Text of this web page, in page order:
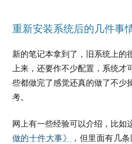
重新安装系统后的几件事
新的笔记本拿到了，旧系统上的
上来，还要作不少配置，系统才
些都做完了感觉还真的做了不少
考。
网上有一些经验可以介绍，比如
做的十件大事》
，但里面有几